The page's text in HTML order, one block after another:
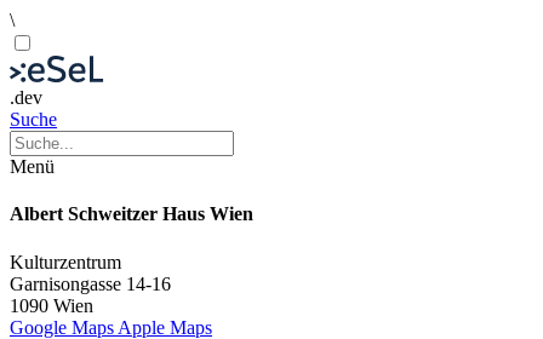
\
.dev
Suche
Menü
Albert Schweitzer Haus Wien
Kulturzentrum
Garnisongasse 14-16
1090 Wien
Google Maps Apple Maps